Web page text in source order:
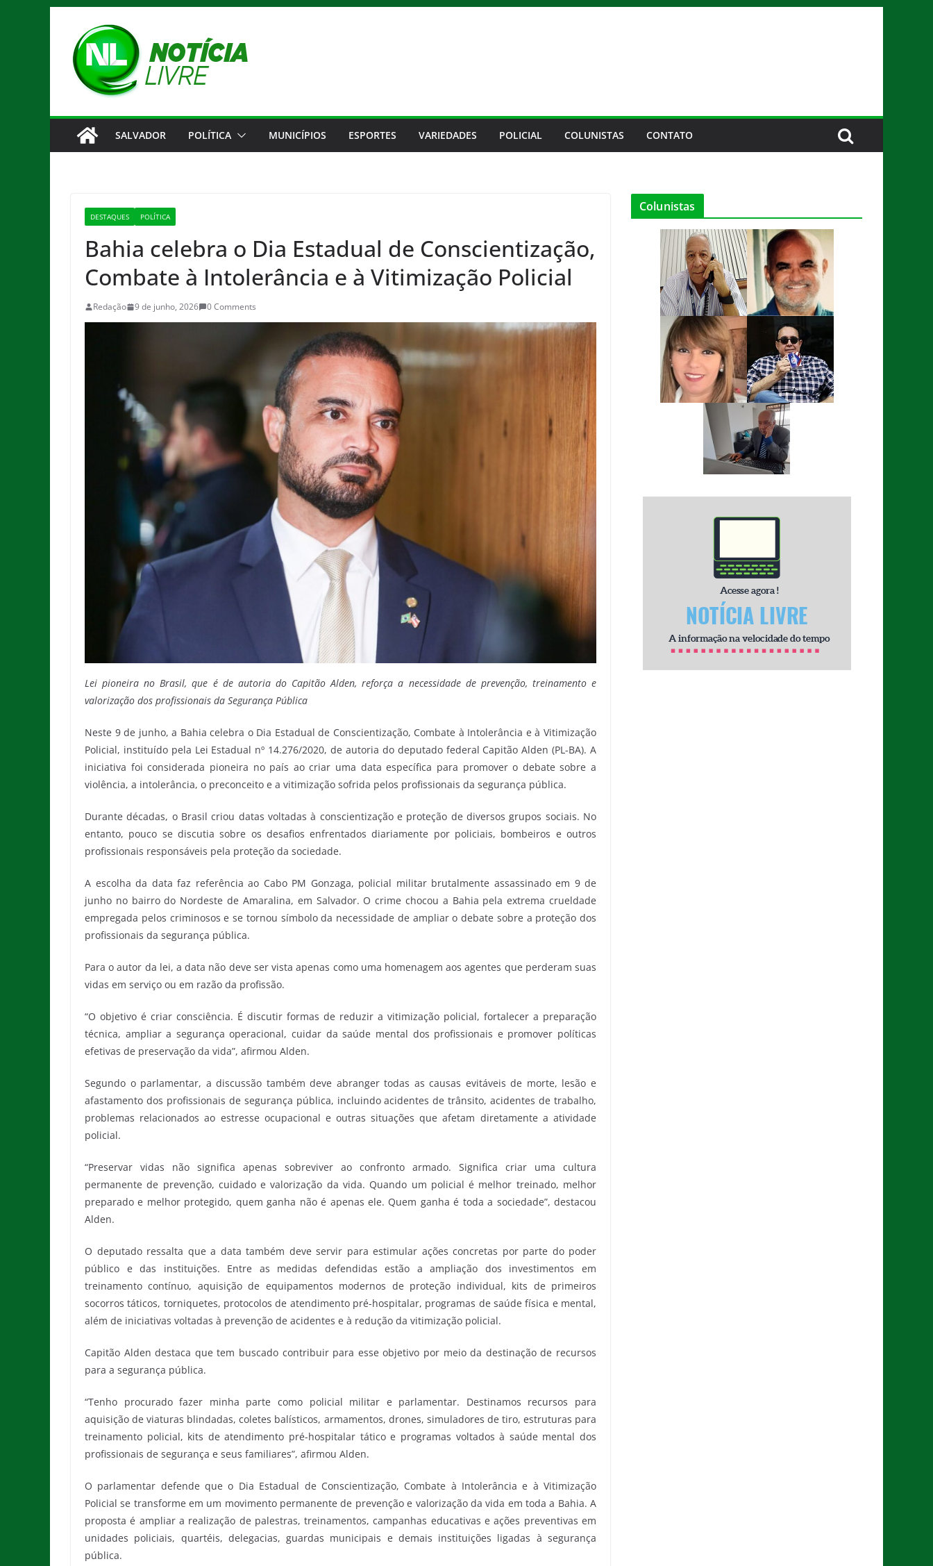
conteúdo
SALVADOR POLÍTICA MUNICÍPIOS ESPORTES VARIEDADES POLICIAL COLUNISTAS CONTATO
DESTAQUES POLÍTICA
Bahia celebra o Dia Estadual de Conscientização,
Combate à Intolerância e à Vitimização Policial
Redação 9 de junho, 2026 0 Comments
Lei pioneira no Brasil, que é de autoria do Capitão Alden, reforça a necessidade de prevenção, treinamento e
valorização dos profissionais da Segurança Pública
Neste 9 de junho, a Bahia celebra o Dia Estadual de Conscientização, Combate à Intolerância e à Vitimização
Policial, instituído pela Lei Estadual nº 14.276/2020, de autoria do deputado federal Capitão Alden (PL-BA). A
iniciativa foi considerada pioneira no país ao criar uma data específica para promover o debate sobre a
violência, a intolerância, o preconceito e a vitimização sofrida pelos profissionais da segurança pública.
Durante décadas, o Brasil criou datas voltadas à conscientização e proteção de diversos grupos sociais. No
entanto, pouco se discutia sobre os desafios enfrentados diariamente por policiais, bombeiros e outros
profissionais responsáveis pela proteção da sociedade.
A escolha da data faz referência ao Cabo PM Gonzaga, policial militar brutalmente assassinado em 9 de
junho no bairro do Nordeste de Amaralina, em Salvador. O crime chocou a Bahia pela extrema crueldade
empregada pelos criminosos e se tornou símbolo da necessidade de ampliar o debate sobre a proteção dos
profissionais da segurança pública.
Para o autor da lei, a data não deve ser vista apenas como uma homenagem aos agentes que perderam suas
vidas em serviço ou em razão da profissão.
“O objetivo é criar consciência. É discutir formas de reduzir a vitimização policial, fortalecer a preparação
técnica, ampliar a segurança operacional, cuidar da saúde mental dos profissionais e promover políticas
efetivas de preservação da vida”, afirmou Alden.
Segundo o parlamentar, a discussão também deve abranger todas as causas evitáveis de morte, lesão e
afastamento dos profissionais de segurança pública, incluindo acidentes de trânsito, acidentes de trabalho,
problemas relacionados ao estresse ocupacional e outras situações que afetam diretamente a atividade
policial.
“Preservar vidas não significa apenas sobreviver ao confronto armado. Significa criar uma cultura
permanente de prevenção, cuidado e valorização da vida. Quando um policial é melhor treinado, melhor
preparado e melhor protegido, quem ganha não é apenas ele. Quem ganha é toda a sociedade”, destacou
Alden.
O deputado ressalta que a data também deve servir para estimular ações concretas por parte do poder
público e das instituições. Entre as medidas defendidas estão a ampliação dos investimentos em
treinamento contínuo, aquisição de equipamentos modernos de proteção individual, kits de primeiros
socorros táticos, torniquetes, protocolos de atendimento pré-hospitalar, programas de saúde física e mental,
além de iniciativas voltadas à prevenção de acidentes e à redução da vitimização policial.
Capitão Alden destaca que tem buscado contribuir para esse objetivo por meio da destinação de recursos
para a segurança pública.
“Tenho procurado fazer minha parte como policial militar e parlamentar. Destinamos recursos para
aquisição de viaturas blindadas, coletes balísticos, armamentos, drones, simuladores de tiro, estruturas para
treinamento policial, kits de atendimento pré-hospitalar tático e programas voltados à saúde mental dos
profissionais de segurança e seus familiares”, afirmou Alden.
O parlamentar defende que o Dia Estadual de Conscientização, Combate à Intolerância e à Vitimização
Policial se transforme em um movimento permanente de prevenção e valorização da vida em toda a Bahia. A
proposta é ampliar a realização de palestras, treinamentos, campanhas educativas e ações preventivas em
unidades policiais, quartéis, delegacias, guardas municipais e demais instituições ligadas à segurança
pública.
Colunistas